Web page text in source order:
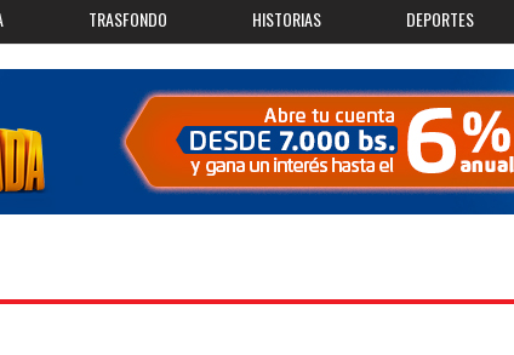
TRASFONDO HISTORIAS DEPORTES